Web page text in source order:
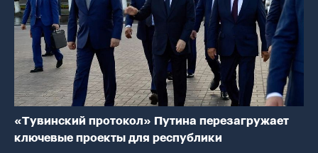
«Тувинский протокол» Путина перезагружает
ключевые проекты для республики